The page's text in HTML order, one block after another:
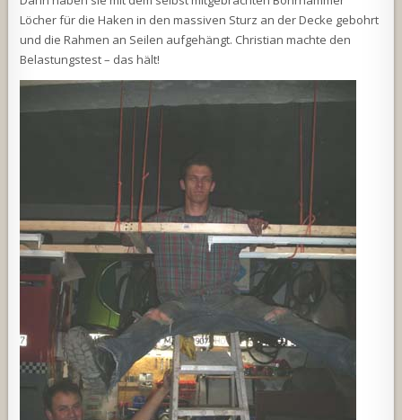
Löcher für die Haken in den massiven Sturz an der Decke gebohrt
und die Rahmen an Seilen aufgehängt. Christian machte den
Belastungstest – das hält!